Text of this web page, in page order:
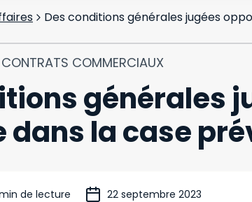
COMMERCIAUX
générales
la case
de lecture 22 septembre 2023